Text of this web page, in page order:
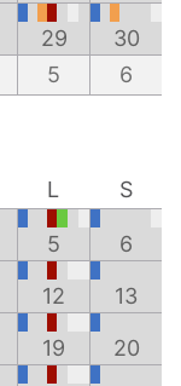
29
30
5 6
L
S
5 6
12 13
19 20